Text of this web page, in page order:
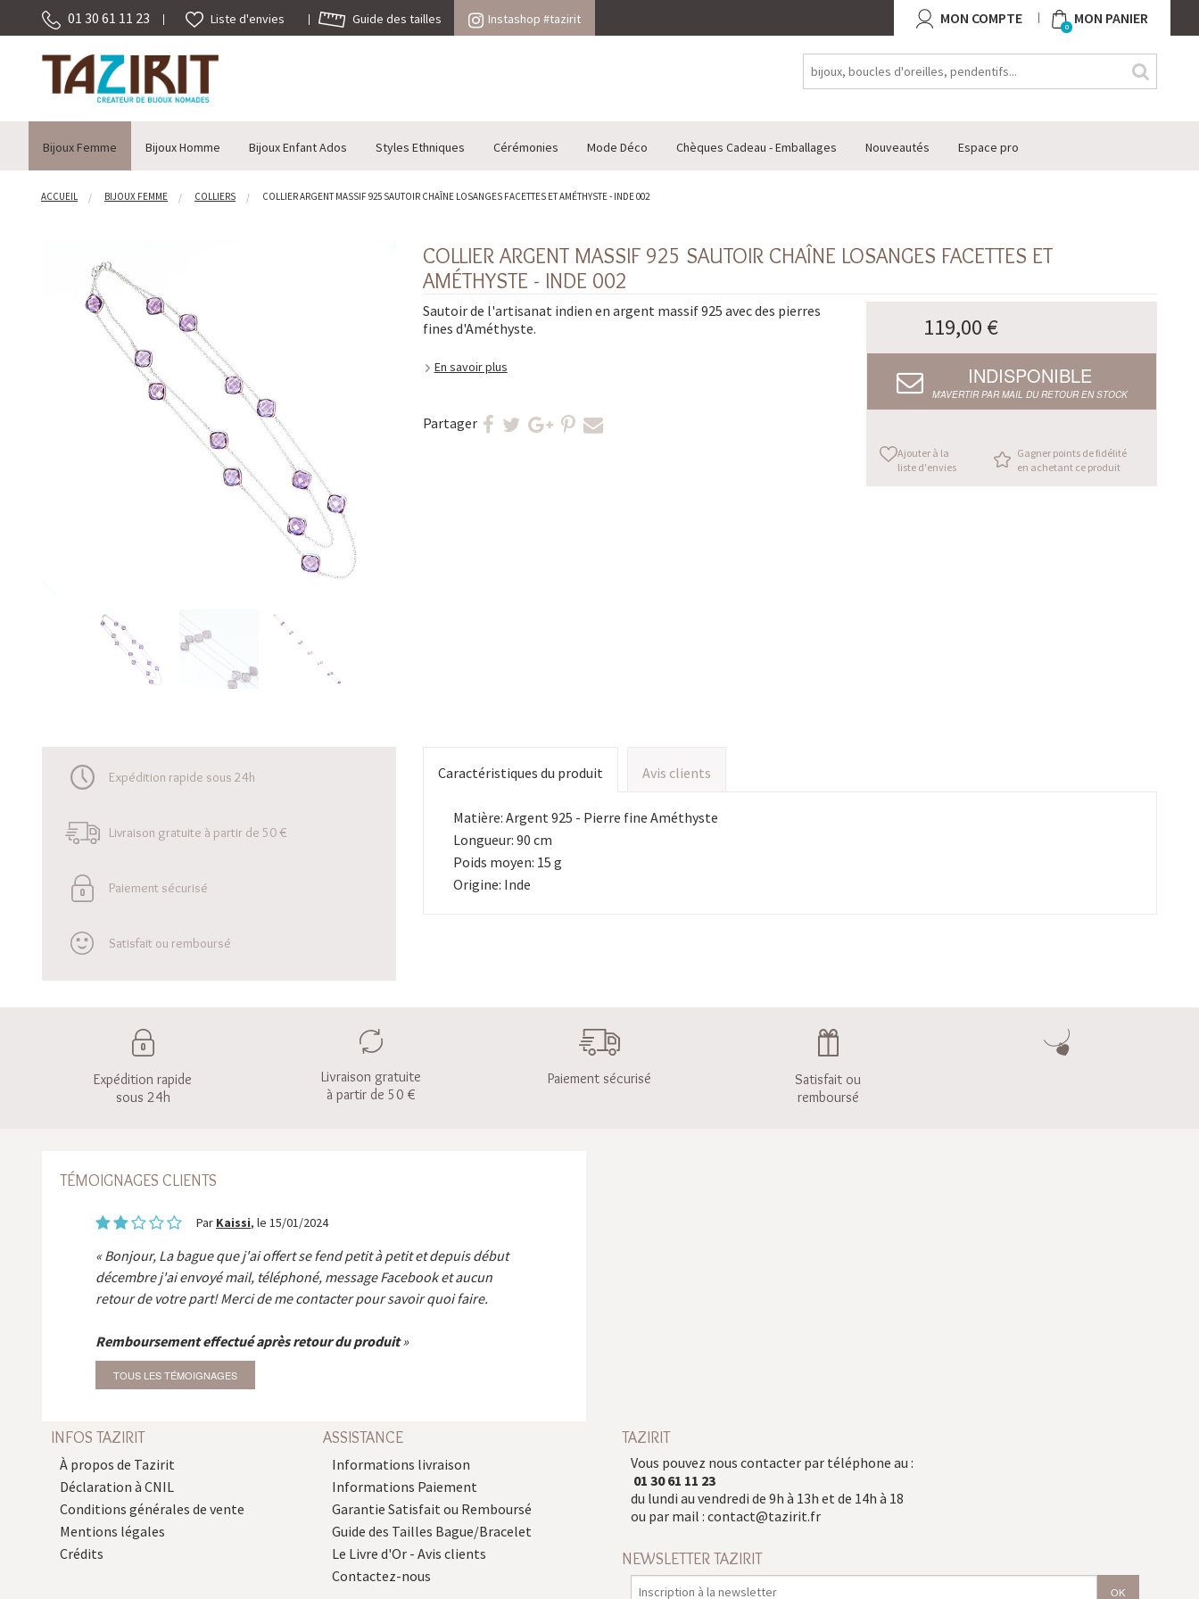
01 30 61 11 23 Liste d'envies Guide des tailles Instashop #tazirit MON COMPTE 0 MON PANIER
Bijoux Femme Bijoux Homme Bijoux Enfant Ados Styles Ethniques Cérémonies Mode Déco Chèques Cadeau - Emballages Nouveautés Espace pro
ACCUEIL BIJOUX FEMME COLLIERS COLLIER ARGENT MASSIF 925 SAUTOIR CHAÎNE LOSANGES FACETTES ET AMÉTHYSTE - INDE 002
COLLIER ARGENT MASSIF 925 SAUTOIR CHAÎNE LOSANGES FACETTES ET
AMÉTHYSTE - INDE 002
Sautoir de l'artisanat indien en argent massif 925 avec des pierres
fines d'Améthyste.
En savoir plus
Partager
119,00 €
INDISPONIBLE
M’AVERTIR PAR MAIL DU RETOUR EN STOCK
Ajouter à la
liste d'envies
Gagner points de fidélité
en achetant ce produit
Expédition rapide sous 24h
Livraison gratuite à partir de 50 €
Paiement sécurisé
Satisfait ou remboursé
Caractéristiques du produit Avis clients
Matière: Argent 925 - Pierre fine Améthyste
Longueur: 90 cm
Poids moyen: 15 g
Origine: Inde
Expédition rapide
sous 24h
Livraison gratuite
à partir de 50 €
Paiement sécurisé
Satisfait ou
remboursé
TÉMOIGNAGES CLIENTS
Par Kaissi, le 15/01/2024
Bonjour, La bague que j'ai offert se fend petit à petit et depuis début
décembre j'ai envoyé mail, téléphoné, message Facebook et aucun
retour de votre part! Merci de me contacter pour savoir quoi faire.
Remboursement effectué après retour du produit
TOUS LES TÉMOIGNAGES
INFOS TAZIRIT
À propos de Tazirit
Déclaration à CNIL
Conditions générales de vente
Mentions légales
Crédits
ASSISTANCE
Informations livraison
Informations Paiement
Garantie Satisfait ou Remboursé
Guide des Tailles Bague/Bracelet
Le Livre d'Or - Avis clients
Contactez-nous
TAZIRIT
Vous pouvez nous contacter par téléphone au :
01 30 61 11 23
du lundi au vendredi de 9h à 13h et de 14h à 18
ou par mail : contact@tazirit.fr
NEWSLETTER TAZIRIT